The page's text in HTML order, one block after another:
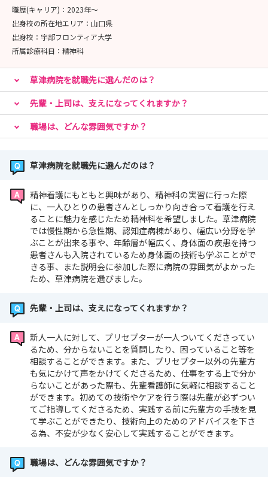
職歴(キャリア)： 2023年〜
出身校の所在地エリア： 山口県
出身校： 宇部フロンティア大学
所属診療科目： 精神科
草津病院を就職先に選んだのは？
先輩・上司は、支えになってくれますか？
職場は、どんな雰囲気ですか？
草津病院を就職先に選んだのは？
精神看護にもともと興味があり、精神科の実習に行った際
に、一人ひとりの患者さんとしっかり向き合って看護を行え
ることに魅力を感じたため精神科を希望しました。草津病院
では慢性期から急性期、認知症病棟があり、幅広い分野を学
ぶことが出来る事や、年齢層が幅広く、身体面の疾患を持つ
患者さんも入院されているため身体面の技術も学ぶことがで
きる事、また説明会に参加した際に病院の雰囲気がよかった
ため、草津病院を選びました。
先輩・上司は、支えになってくれますか？
新人一人に対して、プリセプターが一人ついてくださってい
るため、分からないことを質問したり、困っていること等を
相談することができます。また、プリセプター以外の先輩方
も気にかけて声をかけてくださるため、仕事をする上で分か
らないことがあった際も、先輩看護師に気軽に相談すること
ができます。初めての技術やケアを行う際は先輩が必ずつい
てご指導してくださるため、実践する前に先輩方の手技を見
て学ぶことができたり、技術向上のためのアドバイスを下さ
る為、不安が少なく安心して実践することができます。
職場は、どんな雰囲気ですか？